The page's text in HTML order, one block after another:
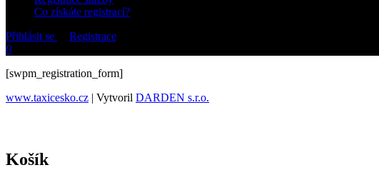
Co získáte registrací?
Přihlásit se
Registrace
0
[swpm_registration_form]
www.taxicesko.cz | Vytvoril DARDEN s.r.o.
Košík